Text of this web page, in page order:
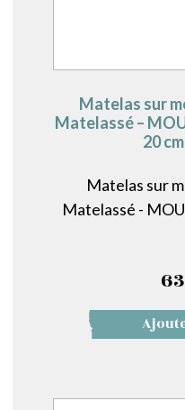
Matelas sur
Matelassé –
20
Matelas sur
Matelassé -